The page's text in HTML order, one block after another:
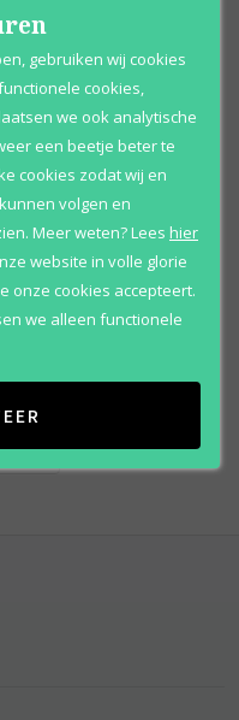
gebruiken wij cookies
cookies,
we ook analytische
een beetje beter te
cookies zodat wij en
volgen en
Meer weten?Lees hier
website in volle glorie
onze cookies accepteert.
we alleen functionele